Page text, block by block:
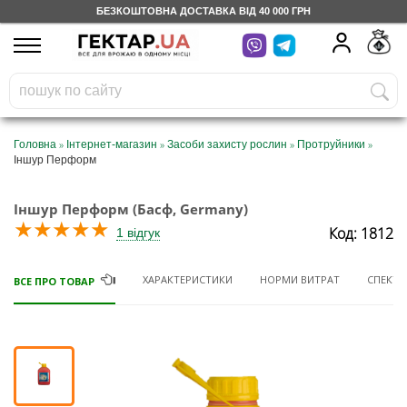
БЕЗКОШТОВНА ДОСТАВКА ВІД 40 000 ГРН
UA
На вашому
бонусному рахунку
грн
Безкоштовно по Україні
Категорії
Щоденник
Відгуки
Головна » Інтернет-магазин » Засоби захисту рослин » Протруйники »
Іншур Перформ
Іншур Перформ (Басф, Germany)
★★★★★ 1 відгук Код: 1812
ВСЕ ПРО ТОВАР ХАРАКТЕРИСТИКИ НОРМИ ВИТРАТ СПЕКТР